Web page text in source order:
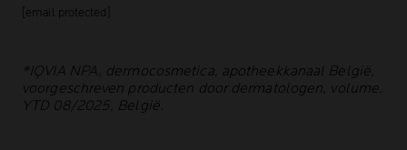
[email protected]
*IQVIA NPA, dermocosmetica, apotheekkanaal België,
voorgeschreven producten door dermatologen, volume.
YTD 08/2025, België.